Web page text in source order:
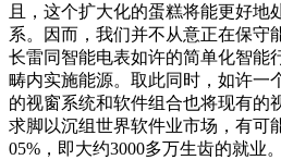
且，这个扩大化的蛋糕将能更好地
系。因而，我们并不从意正在保守
长雷同智能电表如许的简单化智能
畴内实施能源。取此同时，如许一
的视窗系统和软件组合也将现有的
求脚以沉组世界软件业市场，有可
05%，即大约3000多万生齿的就业